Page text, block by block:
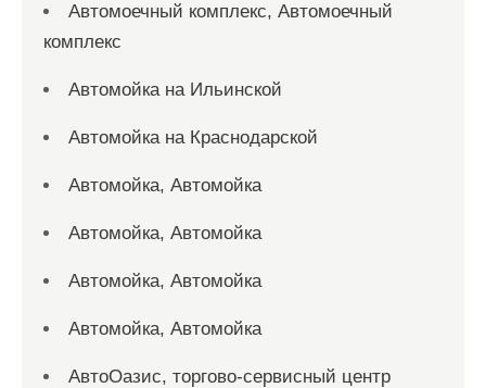
Автомоечный комплекс, Автомоечный
комплекс
Автомойка на Ильинской
Автомойка на Краснодарской
Автомойка, Автомойка
Автомойка, Автомойка
Автомойка, Автомойка
Автомойка, Автомойка
АвтоОазис, торгово-сервисный центр